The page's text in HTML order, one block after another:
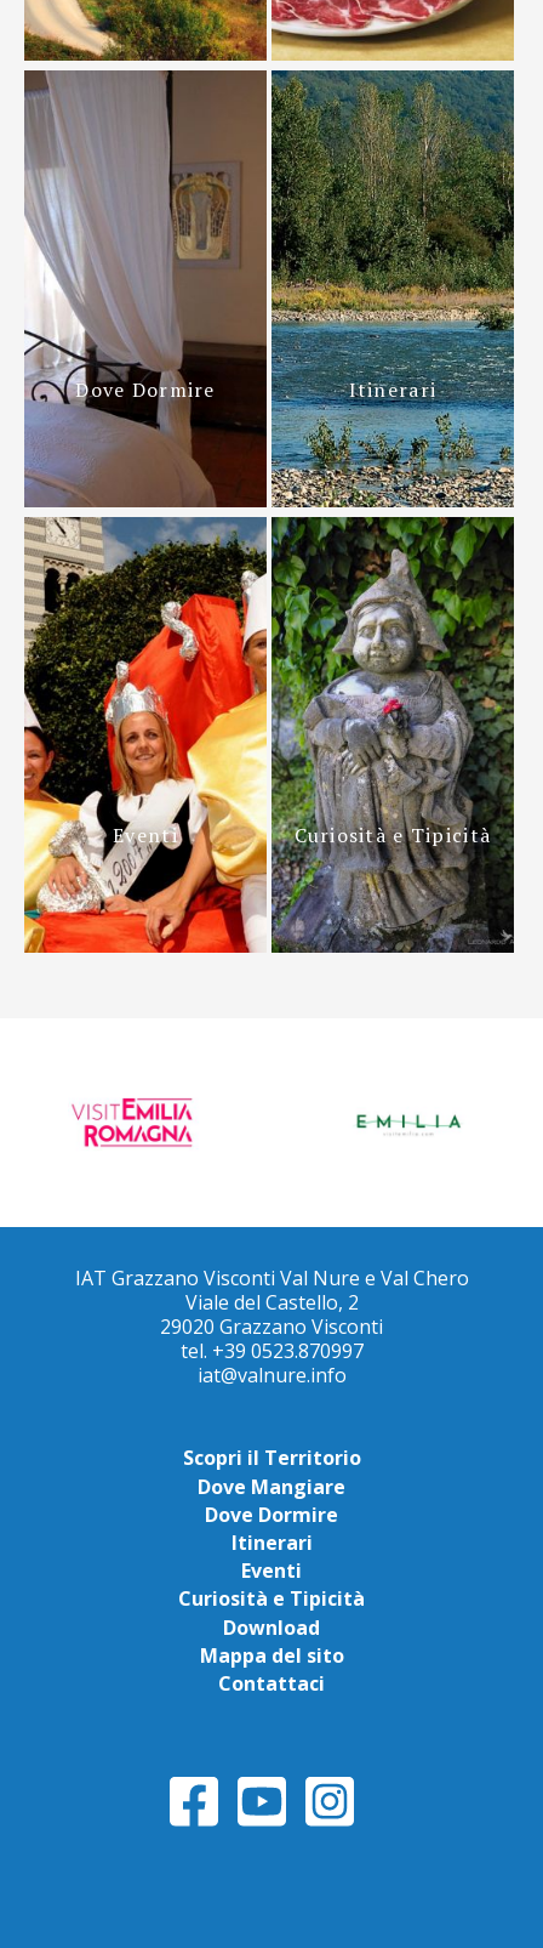
Dove Dormire Itinerari
Eventi Curiosità e Tipicità
IAT Grazzano Visconti Val Nure e Val Chero
Viale del Castello, 2
29020 Grazzano Visconti
tel. +39 0523.870997
iat@valnure.info
Scopri il Territorio
Dove Mangiare
Dove Dormire
Itinerari
Eventi
Curiosità e Tipicità
Download
Mappa del sito
Contattaci